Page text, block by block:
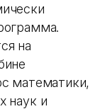
на
математики,
наук и